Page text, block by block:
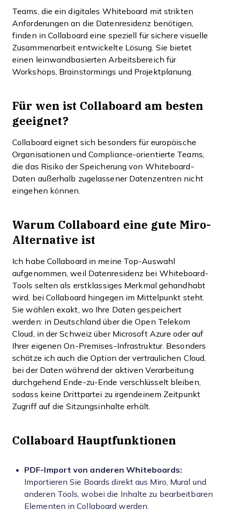
Teams, die ein digitales Whiteboard mit strikten
Anforderungen an die Datenresidenz benötigen,
finden in Collaboard eine speziell für sichere visuelle
Zusammenarbeit entwickelte Lösung. Sie bietet
einen leinwandbasierten Arbeitsbereich für
Workshops, Brainstormings und Projektplanung.
Für wen ist Collaboard am besten
geeignet?
Collaboard eignet sich besonders für europäische
Organisationen und Compliance-orientierte Teams,
die das Risiko der Speicherung von Whiteboard-
Daten außerhalb zugelassener Datenzentren nicht
eingehen können.
Warum Collaboard eine gute Miro-
Alternative ist
Ich habe Collaboard in meine Top-Auswahl
aufgenommen, weil Datenresidenz bei Whiteboard-
Tools selten als erstklassiges Merkmal gehandhabt
wird, bei Collaboard hingegen im Mittelpunkt steht.
Sie wählen exakt, wo Ihre Daten gespeichert
werden: in Deutschland über die Open Telekom
Cloud, in der Schweiz über Microsoft Azure oder auf
Ihrer eigenen On-Premises-Infrastruktur. Besonders
schätze ich auch die Option der vertraulichen Cloud,
bei der Daten während der aktiven Verarbeitung
durchgehend Ende-zu-Ende verschlüsselt bleiben,
sodass keine Drittpartei zu irgendeinem Zeitpunkt
Zugriff auf die Sitzungsinhalte erhält.
Collaboard Hauptfunktionen
PDF-Import von anderen Whiteboards:
Importieren Sie Boards direkt aus Miro, Mural und
anderen Tools, wobei die Inhalte zu bearbeitbaren
Elementen in Collaboard werden.